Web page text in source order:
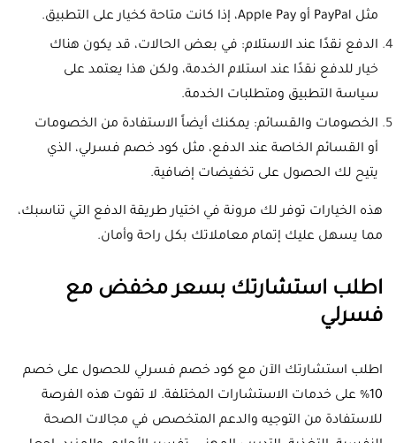
مثل PayPal أو Apple Pay، إذا كانت متاحة كخيار على التطبيق.
الدفع نقدًا عند الاستلام: في بعض الحالات، قد يكون هناك
خيار للدفع نقدًا عند استلام الخدمة، ولكن هذا يعتمد على
سياسة التطبيق ومتطلبات الخدمة.
الخصومات والقسائم: يمكنك أيضاً الاستفادة من الخصومات
أو القسائم الخاصة عند الدفع، مثل كود خصم فسرلي، الذي
يتيح لك الحصول على تخفيضات إضافية.
هذه الخيارات توفر لك مرونة في اختيار طريقة الدفع التي تناسبك،
مما يسهل عليك إتمام معاملاتك بكل راحة وأمان.
اطلب استشارتك بسعر مخفض مع
فسرلي
اطلب استشارتك الآن مع كود خصم فسرلي للحصول على خصم
10% على خدمات الاستشارات المختلفة. لا تفوت هذه الفرصة
للاستفادة من التوجيه والدعم المتخصص في مجالات الصحة